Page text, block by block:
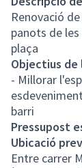
Renovació
panots de
plaça
Objectius
- Millorar
barri
Pressupost
Ubicació
Entre carrer